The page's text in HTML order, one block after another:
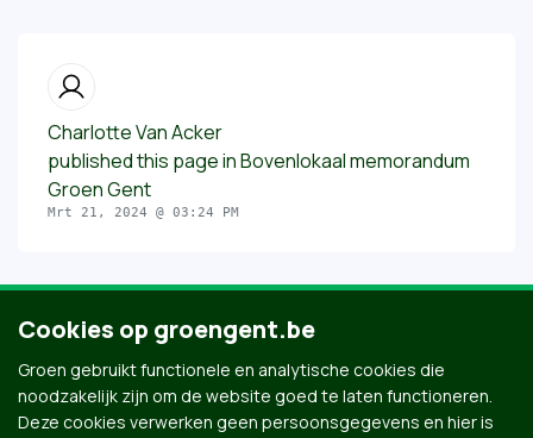
Charlotte Van Acker
published this page inBovenlokaal memorandum
Groen Gent
Mrt 21, 2024 @ 03:24 PM
Cookies op groengent.be
Groen gebruikt functionele en analytische cookies die
noodzakelijk zijn om de website goed te laten functioneren.
Deze cookies verwerken geen persoonsgegevens en hier is